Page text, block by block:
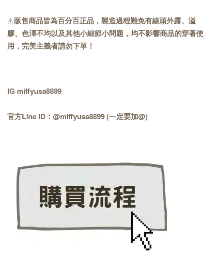
⚠️販售商品皆為百分百正品，製造過程難免有線頭外露、溢
膠、色澤不均以及其他小細節小問題，均不影響商品的穿著使
用，完美主義者請勿下單！
IG miffyusa8899
官方Line ID：@miffyusa8899 (一定要加@)